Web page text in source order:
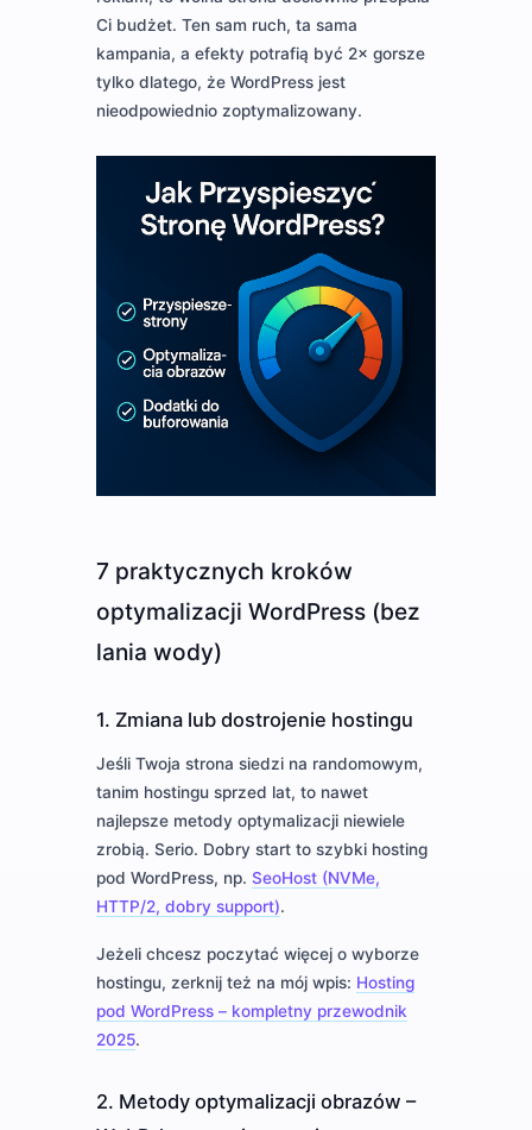
Ci budżet. Ten sam ruch, ta sama
kampania, a efekty potrafią być 2× gorsze
tylko dlatego, że WordPress jest
nieodpowiednio zoptymalizowany.
7 praktycznych kroków
optymalizacji WordPress (bez
lania wody)
1. Zmiana lub dostrojenie hostingu
Jeśli Twoja strona siedzi na randomowym,
tanim hostingu sprzed lat, to nawet
najlepsze metody optymalizacji niewiele
zrobią. Serio. Dobry start to szybki hosting
pod WordPress, np.SeoHost (NVMe,
HTTP/2, dobry support).
Jeżeli chcesz poczytać więcej o wyborze
hostingu, zerknij też na mój wpis: Hosting
pod WordPress – kompletny przewodnik
2025.
2. Metody optymalizacji obrazów –